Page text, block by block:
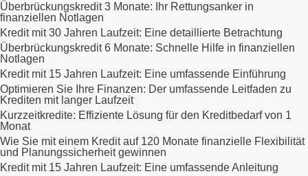
Überbrückungskredit 3 Monate: Ihr Rettungsanker in
finanziellen Notlagen
Kredit mit 30 Jahren Laufzeit: Eine detaillierte Betrachtung
Überbrückungskredit 6 Monate: Schnelle Hilfe in finanziellen
Notlagen
Kredit mit 15 Jahren Laufzeit: Eine umfassende Einführung
Optimieren Sie Ihre Finanzen: Der umfassende Leitfaden zu
Krediten mit langer Laufzeit
Kurzzeitkredite: Effiziente Lösung für den Kreditbedarf von 1
Monat
Wie Sie mit einem Kredit auf 120 Monate finanzielle Flexibilität
und Planungssicherheit gewinnen
Kredit mit 15 Jahren Laufzeit: Eine umfassende Anleitung